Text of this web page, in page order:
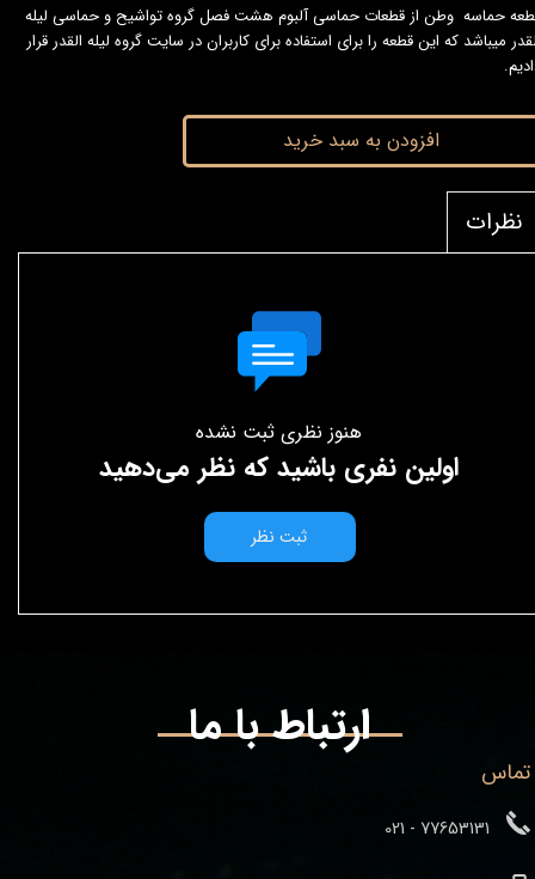
حماسه وطن از قطعات حماسی آلبوم هشت فصل گروه تواشیح و حماسی لیله
میباشد که این قطعه را برای استفاده برای کاربران در سایت گروه لیله القدر قرار
افزودن به سبد خرید
نظرات
هنوز نظری ثبت نشده
اولین نفری باشید که نظر می‌دهید
ثبت نظر
تماس
77653131 - 021
ارتباط با ما